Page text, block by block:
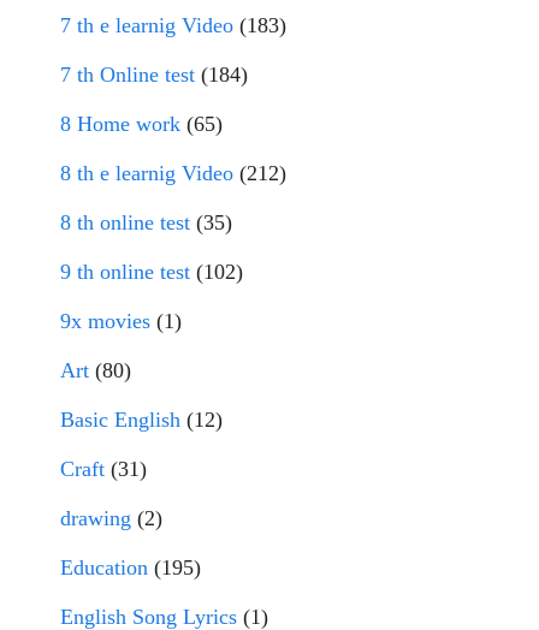
7 th e learnig Video (183)
7 th Online test (184)
8 Home work (65)
8 th e learnig Video (212)
8 th online test (35)
9 th online test (102)
9x movies (1)
Art (80)
Basic English (12)
Craft (31)
drawing (2)
Education (195)
English Song Lyrics (1)